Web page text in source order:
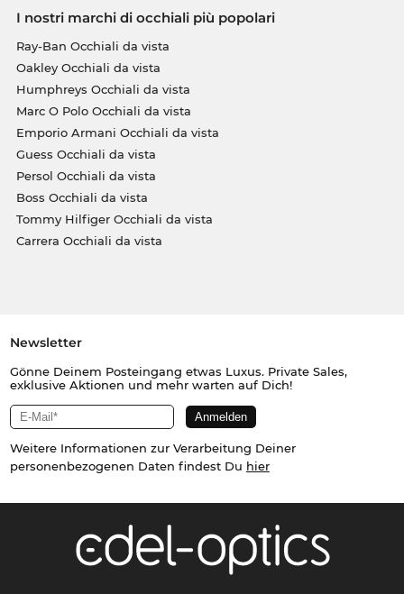
I nostri marchi di occhiali più popolari
Ray-Ban Occhiali da vista
Oakley Occhiali da vista
Humphreys Occhiali da vista
Marc O Polo Occhiali da vista
Emporio Armani Occhiali da vista
Guess Occhiali da vista
Persol Occhiali da vista
Boss Occhiali da vista
Tommy Hilfiger Occhiali da vista
Carrera Occhiali da vista
Newsletter
Gönne Deinem Posteingang etwas Luxus. Private Sales,
exklusive Aktionen und mehr warten auf Dich!
Weitere Informationen zur Verarbeitung Deiner
personenbezogenen Daten findest Du hier